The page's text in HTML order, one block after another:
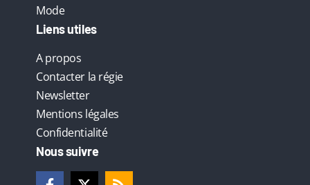
Mode
Liens utiles
A propos
Contacter la régie
Newsletter
Mentions légales
Confidentialité
Nous suivre